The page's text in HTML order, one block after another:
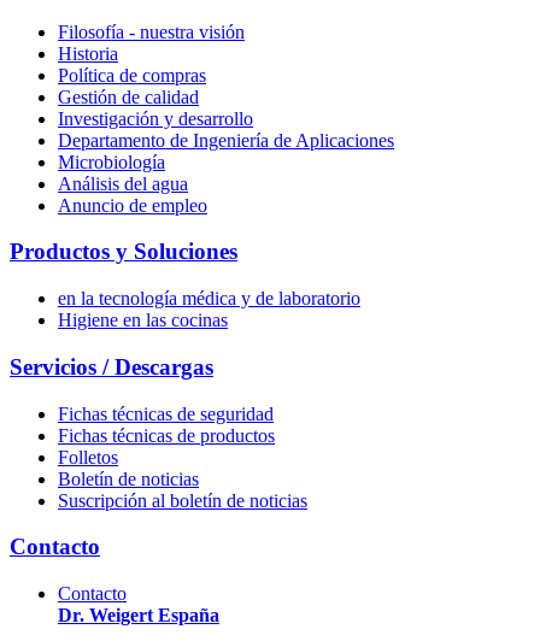
Filosofía - nuestra visión
Historia
Política de compras
Gestión de calidad
Investigación y desarrollo
Departamento de Ingeniería de Aplicaciones
Microbiología
Análisis del agua
Anuncio de empleo
Productos y Soluciones
en la tecnología médica y de laboratorio
Higiene en las cocinas
Servicios / Descargas
Fichas técnicas de seguridad
Fichas técnicas de productos
Folletos
Boletín de noticias
Suscripción al boletín de noticias
Contacto
Contacto
Dr. Weigert España